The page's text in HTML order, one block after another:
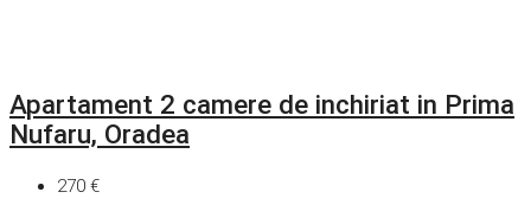
Apartament 2 camere de inchiriat in Prima
Nufaru, Oradea
270 €